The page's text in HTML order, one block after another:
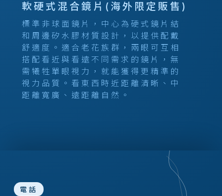
軟硬式混合鏡片(海外限定販售)
標準非球面鏡片，中心為硬式鏡片結
和周邊矽水膠材質設計，以提供配戴
舒適度。適合老花族群，兩眼可互相
搭配看近與看遠不同需求的鏡片，無
需犧牲單眼視力，就能獲得更精準的
視力品質。看東西時近距離清晰、中
距離寬廣、遠距離自然。
電話